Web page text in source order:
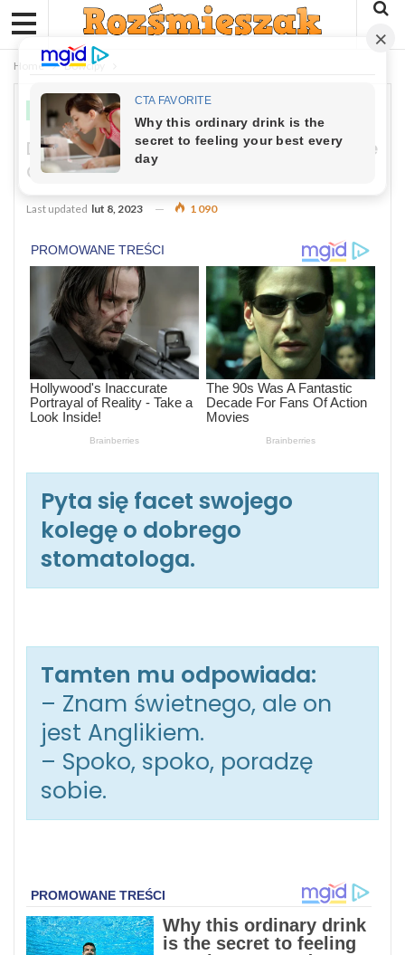
Home Dowcipy
DOWCIPY
Dowcip: Pyta Się Facet Swojego Kolegę
O Dobrego Stomatologa
Last updated lut 8, 2023 1 090
Pyta się facet swojego
kolegę o dobrego
stomatologa.
Tamten mu odpowiada:
– Znam świetnego, ale on
jest Anglikiem.
– Spoko, spoko, poradzę
sobie.